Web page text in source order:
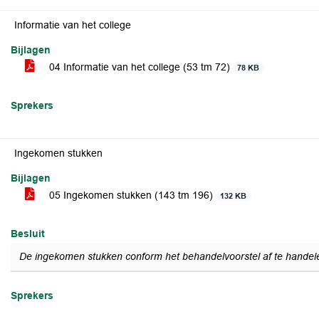
Informatie van het college
Bijlagen
04 Informatie van het college (53 tm 72)
78 KB
Sprekers
Ingekomen stukken
Bijlagen
05 Ingekomen stukken (143 tm 196)
132 KB
Besluit
De ingekomen stukken conform het behandelvoorstel af te
Sprekers